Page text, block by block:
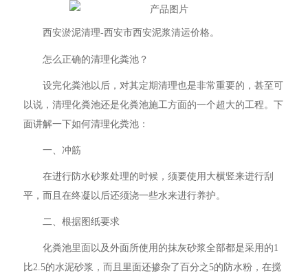
西安淤泥清理-西安市西安泥浆清运价格。
怎么正确的清理化粪池？
设完化粪池以后，对其定期清理也是非常重要的，甚至可
以说，清理化粪池还是化粪池施工方面的一个超大的工程。下
面讲解一下如何清理化粪池：
一、冲筋
在进行防水砂浆处理的时候，须要使用大横竖来进行刮
平，而且在终凝以后还须浇一些水来进行养护。
二、根据图纸要求
化粪池里面以及外面所使用的抹灰砂浆全部都是采用的1
比2.5的水泥砂浆，而且里面还掺杂了百分之5的防水粉，在搅